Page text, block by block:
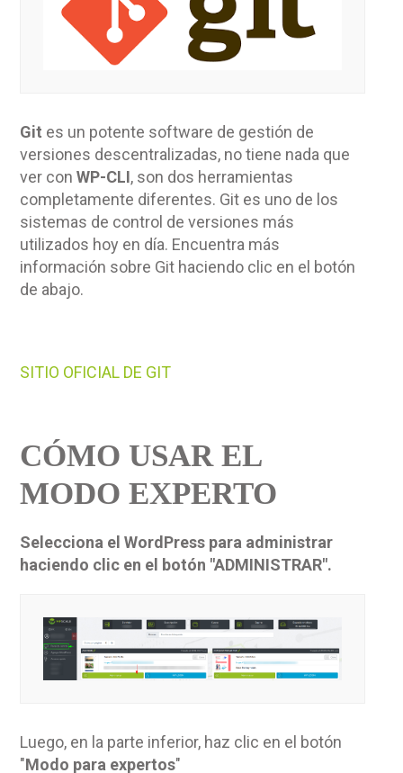
Git es un potente software de gestión de
versiones descentralizadas, no tiene nada que
ver conWP-CLI, son dos herramientas
completamente diferentes. Git es uno de los
sistemas de control de versiones más
utilizados hoy en día. Encuentra más
información sobre Git haciendo clic en el botón
de abajo.
SITIO OFICIAL DE GIT
CÓMO USAR EL
MODO EXPERTO
Selecciona el WordPress para administrar
haciendo clic en el botón "ADMINISTRAR".
Luego, en la parte inferior, haz clic en el botón
"Modo para expertos"